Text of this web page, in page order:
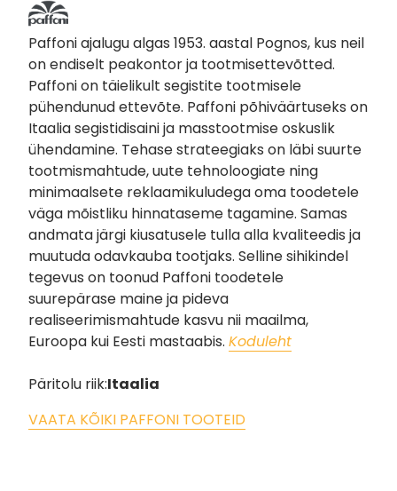
Paffoni ajalugu algas 1953. aastal Pognos, kus neil
on endiselt peakontor ja tootmisettevõtted.
Paffoni on täielikult segistite tootmisele
pühendunud ettevõte. Paffoni põhiväärtuseks on
Itaalia segistidisaini ja masstootmise oskuslik
ühendamine. Tehase strateegiaks on läbi suurte
tootmismahtude, uute tehnoloogiate ning
minimaalsete reklaamikuludega oma toodetele
väga mõistliku hinnataseme tagamine. Samas
andmata järgi kiusatusele tulla alla kvaliteedis ja
muutuda odavkauba tootjaks. Selline sihikindel
tegevus on toonud Paffoni toodetele
suurepärase maine ja pideva
realiseerimismahtude kasvu nii maailma,
Euroopa kui Eesti mastaabis. Koduleht
Päritolu riik:Itaalia
VAATA KÕIKI PAFFONI TOOTEID